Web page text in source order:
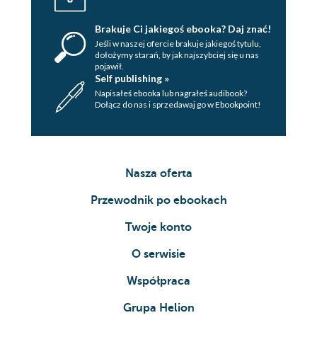
Brakuje Ci jakiegoś ebooka? Daj znać!
Jeśli w naszej ofercie brakuje jakiegoś tytulu,
dołożymy starań, by jak najszybciej się u nas
pojawił.
Self publishing »
Napisałeś ebooka lub nagrałeś audibook?
Dołącz do nas i sprzedawaj go w Ebookpoint!
Nasza oferta
Przewodnik po ebookach
Twoje konto
O serwisie
Współpraca
Grupa Helion